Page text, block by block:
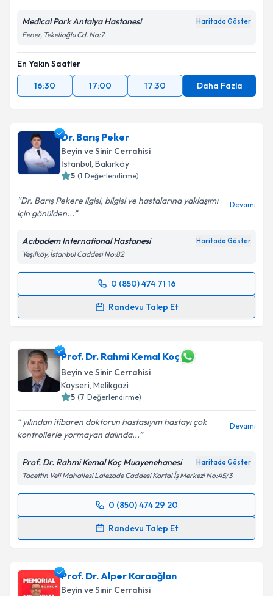
Metni'ni okudum ve kişisel verilerimin belirtilen
kapsamda işlenmesini kabul ediyorum.
Takvim Talebini Gönder
Medical Park Antalya Hastanesi Haritada Göster
Fener, Tekelioğlu Cd. No:7
En Yakın Saatler
16:30
17:00 17:30 Daha Fazla
Dr. Barış Peker
Beyin ve Sinir Cerrahisi
İstanbul, Bakırköy
5 (1 Değerlendirme)
Dr. Barış Pekere ilgisi, bilgisi ve hastalarına yaklaşımı
için gönülden...
Devamı
Acıbadem International Hastanesi Haritada Göster
Yeşilköy, İstanbul Caddesi No:82
0 (850) 474 71 16
Randevu Talep Et
Randevu Takvimi Talebi
hazırlandığında e-posta ile bilgilendireceğiz.
E-posta Adresiniz
Kişisel verilerimin işlenmesine ilişkin
kapsamda işlenmesini kabul ediyorum.
Takvim Talebini Gönder
Prof. Dr. Rahmi Kemal Koç
Beyin ve Sinir Cerrahisi
Kayseri, Melikgazi
5 (7 Değerlendirme)
yılından itibaren doktorun hastasıyım hastayı çok
kontrollerle yormayan dalında...
Devamı
Prof. Dr. Rahmi Kemal Koç Muayenehanesi Haritada Göster
Tacettin Veli Mahallesi Lalezade Caddesi Kartal İş Merkezi No:45/3
0 (850) 474 29 20
Randevu Talep Et
Randevu Takvimi Talebi
için bir takvim hazırlandığında e-posta ile
bilgilendireceğiz.
Prof. Dr. Alper Karaoğlan
Beyin ve Sinir Cerrahisi